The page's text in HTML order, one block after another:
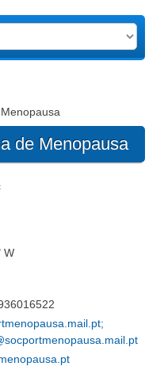
de Menopausa
W
;